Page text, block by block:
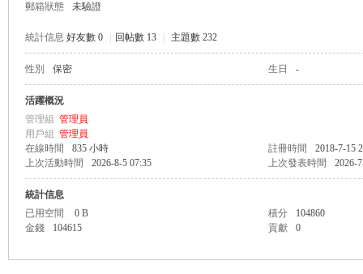
地
郵箱狀態
未驗證
統計信息 好友數 0 回帖數 13 主題數 232
性別 保密 生日 -
活躍概況
管理組 管理員
用戶組 管理員
在線時間
835 小時 註冊時間
2018-7-15
上次活動時間
2026-8-5 07:35 上次發表時間 2026-
統計信息
已用空間
0 B 積分
104860
金錢
104615 貢獻 0